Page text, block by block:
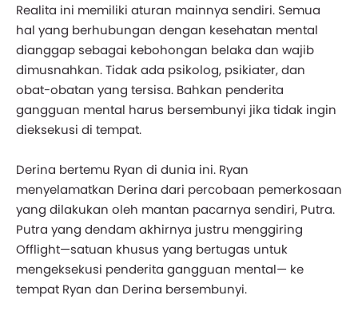
Realita ini memiliki aturan mainnya sendiri. Semua
hal yang berhubungan dengan kesehatan mental
dianggap sebagai kebohongan belaka dan wajib
dimusnahkan. Tidak ada psikolog, psikiater, dan
obat-obatan yang tersisa. Bahkan penderita
gangguan mental harus bersembunyi jika tidak ingin
dieksekusi di tempat.
Derina bertemu Ryan di dunia ini. Ryan
menyelamatkan Derina dari percobaan pemerkosaan
yang dilakukan oleh mantan pacarnya sendiri, Putra.
Putra yang dendam akhirnya justru menggiring
Offlight—satuan khusus yang bertugas untuk
mengeksekusi penderita gangguan mental— ke
tempat Ryan dan Derina bersembunyi.